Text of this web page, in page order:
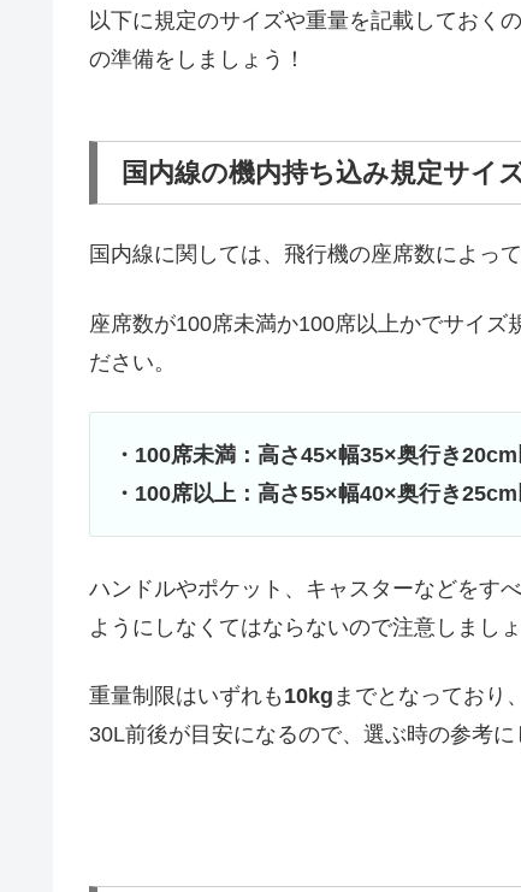
以下に規定のサイズや重量を記載しておく
の準備をしましょう！
国内線の機内持ち込み規定サイ
国内線に関しては、飛行機の座席数によっ
座席数が100席未満か100席以上かでサイズ
ださい。
・100席未満：高さ45×幅35×奥行き
・100席以上：高さ55×幅40×奥行き
ハンドルやポケット、キャスターなどをす
ようにしなくてはならないので注意しましょ
重量制限はいずれも 10kg までとなっており
30L前後が目安になるので、選ぶ時の参考に